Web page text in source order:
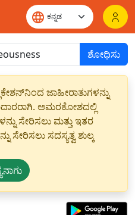
ಶೋಧಿಸು
ಜಾಹೀರಾತುಗಳನ್ನು
ಅಮರಕೋಶದಲ್ಲಿ
ಸೇರಿಸಲು ಮತ್ತು ಇತರ
ಸೇರಿಸಲು ಸದಸ್ಯತ್ವ ಶುಲ್ಕ